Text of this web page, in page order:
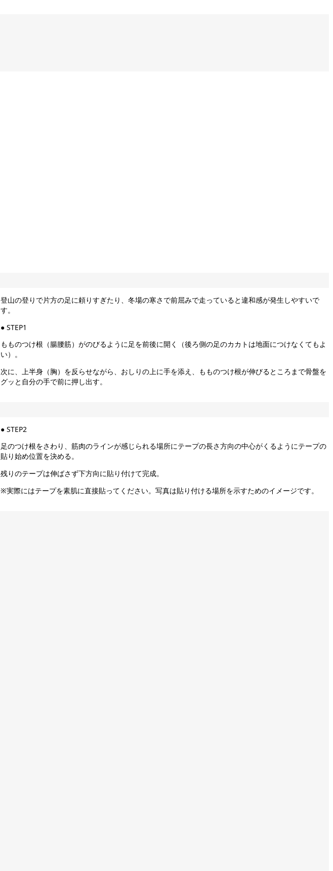
登山の登りで片方の足に頼りすぎたり、冬場の寒さで前屈みで走っていると違和感が発生しやすいで
す。
● STEP1
もものつけ根（腸腰筋）がのびるように足を前後に開く（後ろ側の足のカカトは地面につけなくてもよ
い）。
次に、上半身（胸）を反らせながら、おしりの上に手を添え、もものつけ根が伸びるところまで骨盤を
グッと自分の手で前に押し出す。
● STEP2
足のつけ根をさわり、筋肉のラインが感じられる場所にテープの長さ方向の中心がくるようにテープの
貼り始め位置を決める。
残りのテープは伸ばさず下方向に貼り付けて完成。
※実際にはテープを素肌に直接貼ってください。写真は貼り付ける場所を示すためのイメージです。